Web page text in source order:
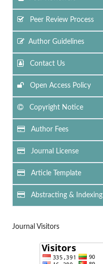
Peer Review Process
Author Guidelines
Contact Us
Open Access Policy
Copyright Notice
Author Fees
Journal License
Article Template
Abstracting & Indexing
Journal Visitors